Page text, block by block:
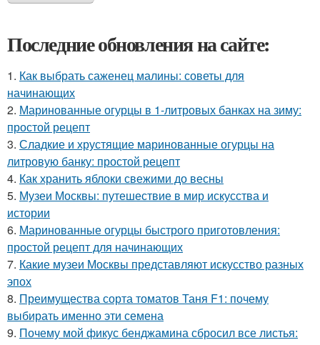
Последние обновления на сайте:
1. Как выбрать саженец малины: советы для
начинающих
2. Маринованные огурцы в 1-литровых банках на зиму:
простой рецепт
3. Сладкие и хрустящие маринованные огурцы на
литровую банку: простой рецепт
4. Как хранить яблоки свежими до весны
5. Музеи Москвы: путешествие в мир искусства и
истории
6. Маринованные огурцы быстрого приготовления:
простой рецепт для начинающих
7. Какие музеи Москвы представляют искусство разных
эпох
8. Преимущества сорта томатов Таня F1: почему
выбирать именно эти семена
9. Почему мой фикус бенджамина сбросил все листья: